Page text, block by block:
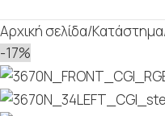
Αρχική σελίδα/Κατάστημα
-17%